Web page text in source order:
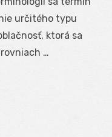
určitého typu
ktorá sa
…